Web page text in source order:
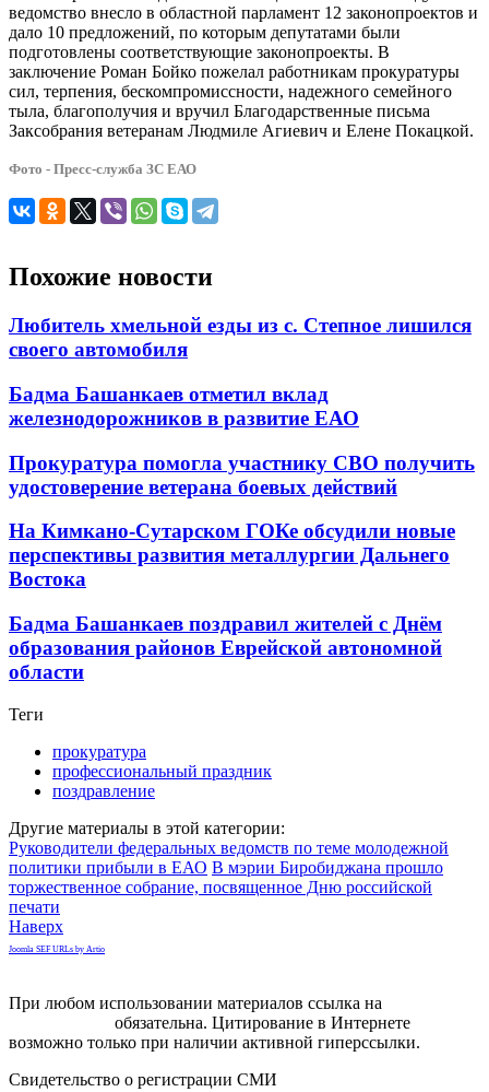
ведомство внесло в областной парламент 12 законопроектов и
дало 10 предложений, по которым депутатами были
подготовлены соответствующие законопроекты. В
заключение Роман Бойко пожелал работникам прокуратуры
сил, терпения, бескомпромиссности, надежного семейного
тыла, благополучия и вручил Благодарственные письма
Заксобрания ветеранам Людмиле Агиевич и Елене Покацкой.
Фото - Пресс-служба ЗС ЕАО
Похожие новости
Любитель хмельной езды из с. Степное лишился
своего автомобиля
Бадма Башанкаев отметил вклад
железнодорожников в развитие ЕАО
Прокуратура помогла участнику СВО получить
удостоверение ветерана боевых действий
На Кимкано-Сутарском ГОКе обсудили новые
перспективы развития металлургии Дальнего
Востока
Бадма Башанкаев поздравил жителей с Днём
образования районов Еврейской автономной
области
Теги
прокуратура
профессиональный праздник
поздравление
Другие материалы в этой категории:
Руководители федеральных ведомств по теме молодежной
политики прибыли в ЕАО В мэрии Биробиджана прошло
торжественное собрание, посвященное Дню российской
печати
Наверх
Joomla SEF URLs by Artio
При любом использовании материалов ссылка на
обязательна. Цитирование в Интернете
возможно только при наличии активной гиперссылки.
Свидетельство о регистрации СМИ